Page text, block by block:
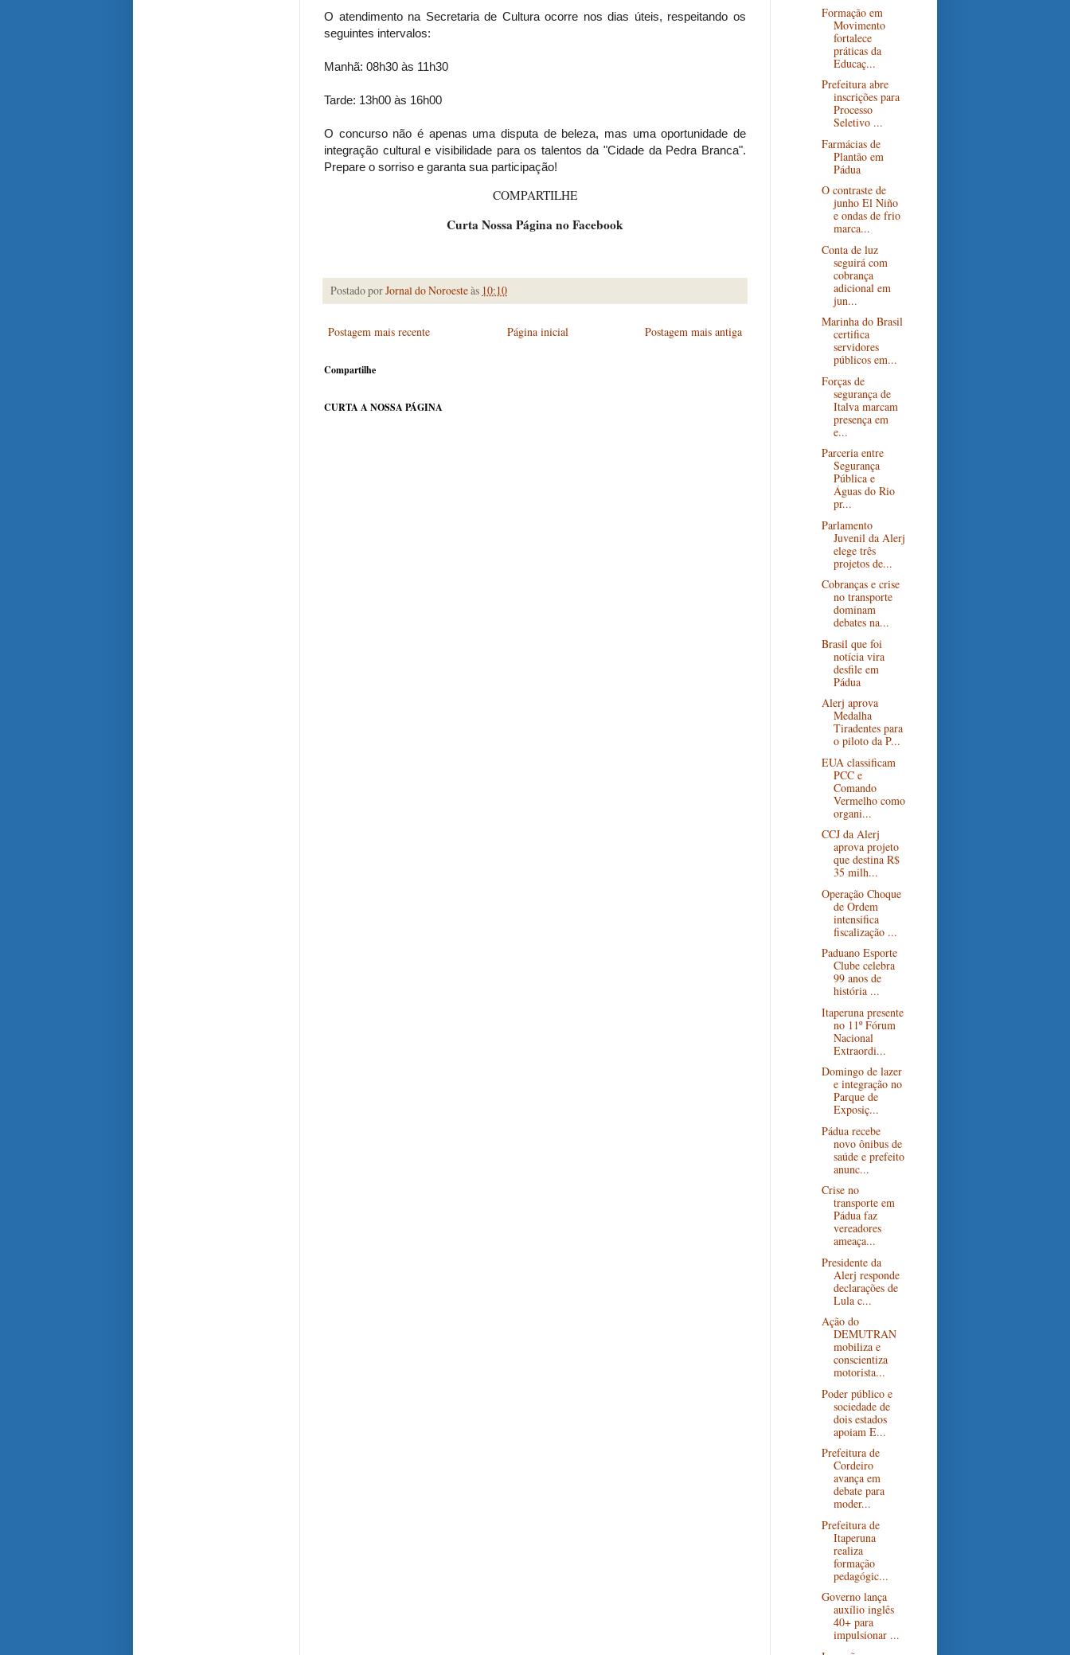
O atendimento na Secretaria de Cultura ocorre nos dias úteis, respeitando os
seguintes intervalos:
Manhã: 08h30 às 11h30
Tarde: 13h00 às 16h00
O concurso não é apenas uma disputa de beleza, mas uma oportunidade de
integração cultural e visibilidade para os talentos da "Cidade da Pedra Branca".
Prepare o sorriso e garanta sua participação!
COMPARTILHE
Curta Nossa Página no Facebook
Postado porJornal do Noroesteàs 10:10
Postagem mais recente Postagem mais antiga
Página inicial
Compartilhe
CURTA A NOSSA PÁGINA
Formação em
Movimento
fortalece
práticas da
Educaç...
Prefeitura abre
inscrições para
Processo
Seletivo ...
Farmácias de
Plantão em
Pádua
O contraste de
junho El Niño
e ondas de frio
marca...
Conta de luz
seguirá com
cobrança
adicional em
jun...
Marinha do Brasil
certifica
servidores
públicos em...
Forças de
segurança de
Italva marcam
presença em
e...
Parceria entre
Segurança
Pública e
Águas do Rio
pr...
Parlamento
Juvenil da Alerj
elege três
projetos de...
Cobranças e crise
no transporte
dominam
debates na...
Brasil que foi
notícia vira
desfile em
Pádua
Alerj aprova
Medalha
Tiradentes para
o piloto da P...
EUA classificam
PCC e
Comando
Vermelho como
organi...
CCJ da Alerj
aprova projeto
que destina R$
35 milh...
Operação Choque
de Ordem
intensifica
fiscalização ...
Paduano Esporte
Clube celebra
99 anos de
história ...
Itaperuna presente
no 11º Fórum
Nacional
Extraordi...
Domingo de lazer
e integração no
Parque de
Exposiç...
Pádua recebe
novo ônibus de
saúde e prefeito
anunc...
Crise no
transporte em
Pádua faz
vereadores
ameaça...
Presidente da
Alerj responde
declarações de
Lula c...
Ação do
DEMUTRAN
mobiliza e
conscientiza
motorista...
Poder público e
sociedade de
dois estados
apoiam E...
Prefeitura de
Cordeiro
avança em
debate para
moder...
Prefeitura de
Itaperuna
realiza
formação
pedagógic...
Governo lança
auxílio inglês
40+ para
impulsionar ...